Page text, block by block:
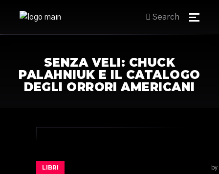
Search
SENZA VELI: CHUCK
PALAHNIUK E IL CATALOGO
DEGLI ORRORI AMERICANI
LIBRI by